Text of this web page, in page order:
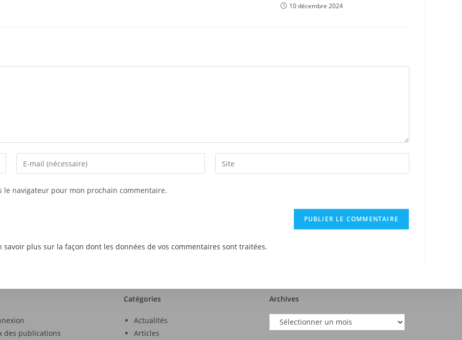
10 décembre 2024
navigateur pour mon prochain commentaire.
savoir plus sur la façon dont les données de vos commentaires sont traitées.
des publications
Catégories
Actualités
Articles
Archives